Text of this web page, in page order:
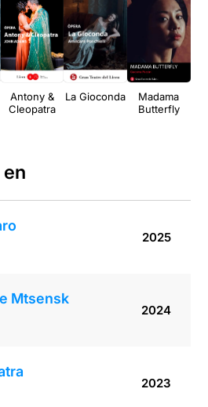
Antony &
Cleopatra
La Gioconda
Madama
Butterfly
2025
Mtsensk
2024
2023